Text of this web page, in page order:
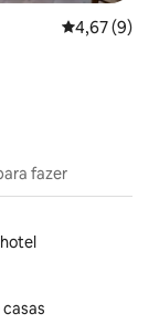
4,67 de uma
4,67 (9)
fazer